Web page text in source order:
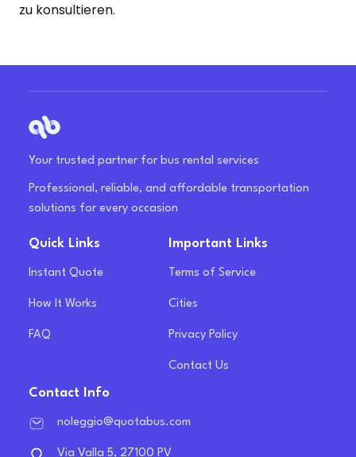
zu konsultieren.
Your trusted partner for bus rental services
Professional, reliable, and affordable transportation
solutions for every occasion
Quick Links
Instant Quote
How It Works
FAQ
Important Links
Terms of Service
Cities
Privacy Policy
Contact Us
Contact Info
noleggio@quotabus.com
Via Valla 5, 27100 PV